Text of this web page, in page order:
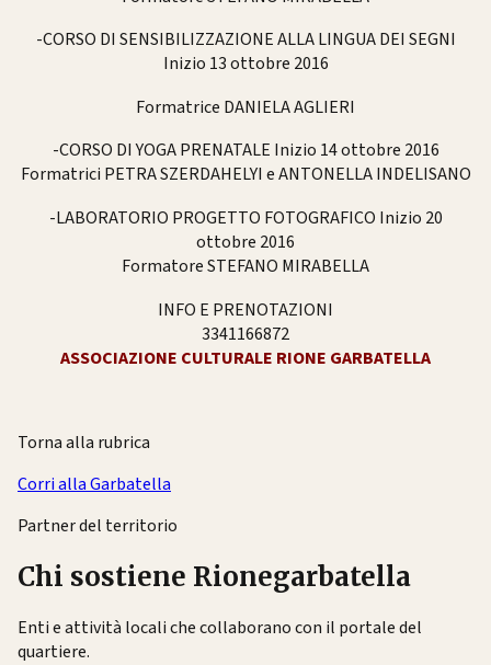
-CORSO DI SENSIBILIZZAZIONE ALLA LINGUA DEI SEGNI
Inizio 13 ottobre 2016
Formatrice DANIELA AGLIERI
-CORSO DI YOGA PRENATALE Inizio 14 ottobre 2016
Formatrici PETRA SZERDAHELYI e ANTONELLA INDELISANO
-LABORATORIO PROGETTO FOTOGRAFICO Inizio 20
ottobre 2016
Formatore STEFANO MIRABELLA
INFO E PRENOTAZIONI
3341166872
ASSOCIAZIONE CULTURALE RIONE GARBATELLA
Torna alla rubrica
Corri alla Garbatella
Partner del territorio
Chi sostiene Rionegarbatella
Enti e attività locali che collaborano con il portale del
quartiere.